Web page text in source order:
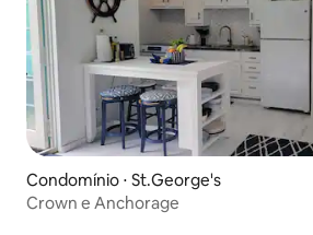
Condomínio ⋅ St.George's
Crown e Anchorage